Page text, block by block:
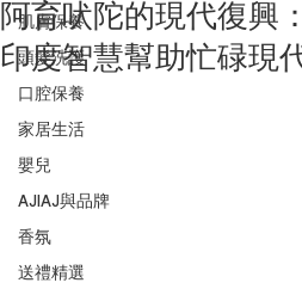
肌膚保養
頭髮洗護
口腔保養
家居生活
嬰兒
AJIAJ與品牌
香氛
送禮精選
阿育吠陀的現代復興
印度智慧幫助忙碌現